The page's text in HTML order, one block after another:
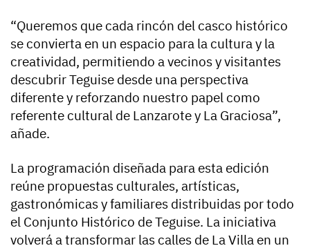
“Queremos que cada rincón del casco histórico
se convierta en un espacio para la cultura y la
creatividad, permitiendo a vecinos y visitantes
descubrir Teguise desde una perspectiva
diferente y reforzando nuestro papel como
referente cultural de Lanzarote y La Graciosa”,
añade.
La programación diseñada para esta edición
reúne propuestas culturales, artísticas,
gastronómicas y familiares distribuidas por todo
el Conjunto Histórico de Teguise. La iniciativa
volverá a transformar las calles de La Villa en un